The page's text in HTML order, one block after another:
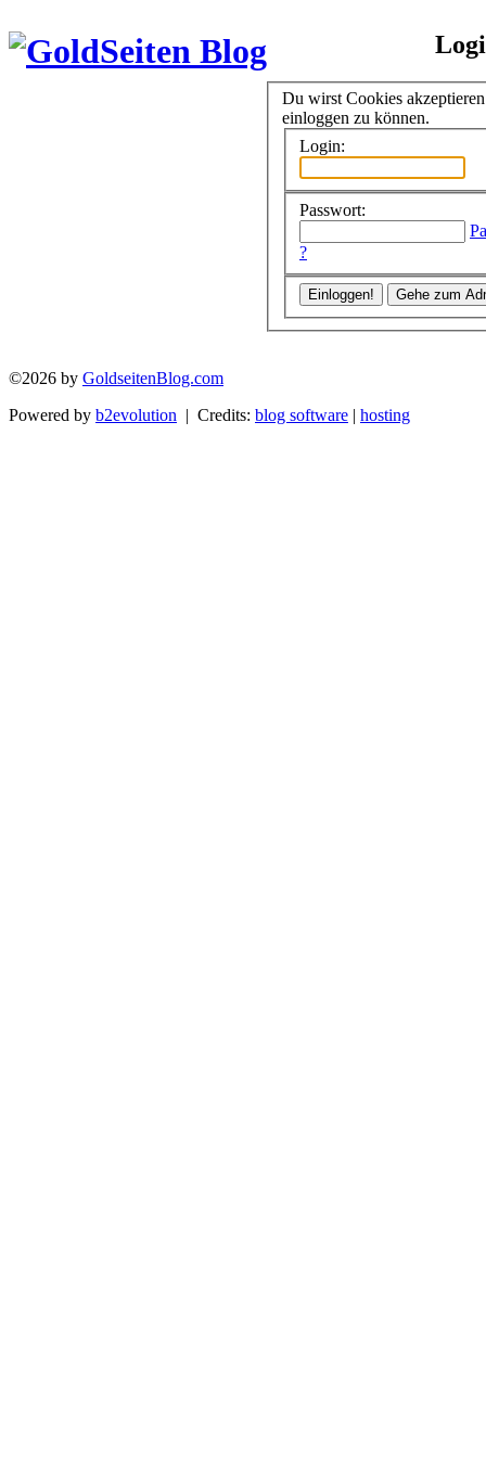
Du wirst Cookies
einloggen zu können.
Login:
Passwort:
?
©2026 by GoldseitenBlog.com
Powered by b2evolution | Credits: blog software | hosting